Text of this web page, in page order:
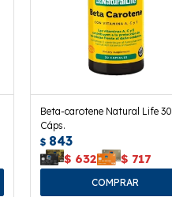
Beta-carotene Natural Life 30
Cáps.
$ 843
$ 632 $ 717